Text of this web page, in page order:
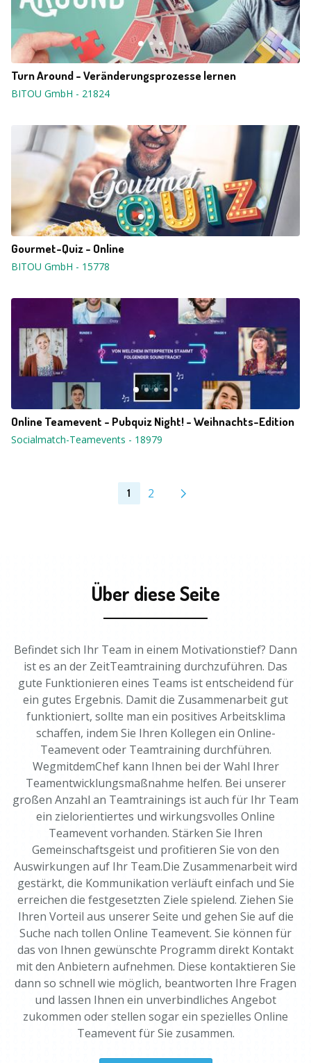
Turn Around - Veränderungsprozesse lernen
BITOU GmbH - 21824
Gourmet-Quiz - Online
BITOU GmbH - 15778
Online Teamevent - Pubquiz Night! - Weihnachts-Edition
Socialmatch-Teamevents - 18979
1 2
Über diese Seite
Befindet sich Ihr Team in einem Motivationstief? Dann
ist es an der ZeitTeamtraining durchzuführen. Das
gute Funktionieren eines Teams ist entscheidend für
ein gutes Ergebnis. Damit die Zusammenarbeit gut
funktioniert, sollte man ein positives Arbeitsklima
schaffen, indem Sie Ihren Kollegen ein Online-
Teamevent oder Teamtraining durchführen.
WegmitdemChef kann Ihnen bei der Wahl Ihrer
Teamentwicklungsmaßnahme helfen. Bei unserer
großen Anzahl an Teamtrainings ist auch für Ihr Team
ein zielorientiertes und wirkungsvolles Online
Teamevent vorhanden. Stärken Sie Ihren
Gemeinschaftsgeist und profitieren Sie von den
Auswirkungen auf Ihr Team.Die Zusammenarbeit wird
gestärkt, die Kommunikation verläuft einfach und Sie
erreichen die festgesetzten Ziele spielend. Ziehen Sie
Ihren Vorteil aus unserer Seite und gehen Sie auf die
Suche nach tollen Online Teamevent. Sie können für
das von Ihnen gewünschte Programm direkt Kontakt
mit den Anbietern aufnehmen. Diese kontaktieren Sie
dann so schnell wie möglich, beantworten Ihre Fragen
und lassen Ihnen ein unverbindliches Angebot
zukommen oder stellen sogar ein spezielles Online
Teamevent für Sie zusammen.